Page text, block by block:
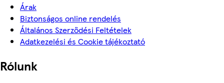
Árak
Biztonságos online rendelés
Általános Szerződési Feltételek
Adatkezelési és Cookie tájékoztató
Rólunk